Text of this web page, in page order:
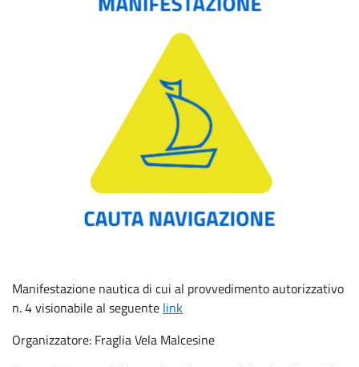
Manifestazione nautica di cui al provvedimento autorizzativo
n. 4 visionabile al seguente link
Organizzatore: Fraglia Vela Malcesine